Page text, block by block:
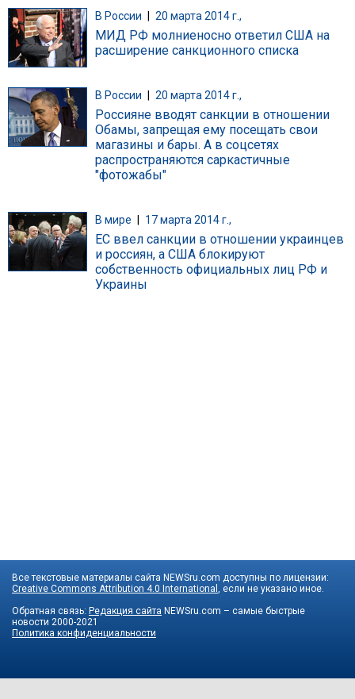
В России 20 марта 2014 г.,
МИД РФ молниеносно ответил США на
расширение санкционного списка
В России 20 марта 2014 г.,
Россияне вводят санкции в отношении
Обамы, запрещая ему посещать свои
магазины и бары. А в соцсетях
распространяются саркастичные
"фотожабы"
В мире 17 марта 2014 г.,
ЕС ввел санкции в отношении украинцев
и россиян, а США блокируют
собственность официальных лиц РФ и
Украины
Все текстовые материалы сайта NEWSru.com доступны по лицензии:
Creative Commons Attribution 4.0 International
, если не указано иное.
Обратная связь: Редакция сайта NEWSru.com – самые быстрые
новости 2000-2021
Политика конфиденциальности